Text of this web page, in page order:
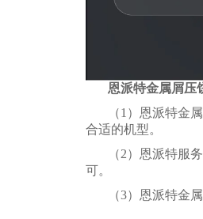
恩派特金属屑压
（1）恩派特金
合适的机型。
（2）恩派特服
可。
（3）恩派特金